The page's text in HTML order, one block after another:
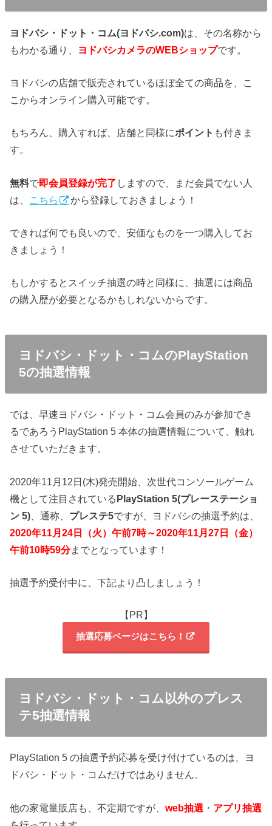
ヨドバシ・ドット・コム(ヨドバシ.com)は、その名称から
もわかる通り、 ヨドバシカメラのWEBショップです。
ヨドバシの店舗で販売されているほぼ全ての商品を、こ
こからオンライン購入可能です。
もちろん、購入すれば、店舗と同様にポイント も付きま
す。
無料で即会員登録が完了 しますので、まだ会員でない人
は、 こちら から登録しておきましょう！
できれば何でも良いので、安価なものを一つ購入してお
きましょう！
もしかするとスイッチ抽選の時と同様に、抽選には商品
の購入歴が必要となるかもしれないからです。
ヨドバシ・ドット・コムのPlayStation
5の抽選情報
では、早速ヨドバシ・ドット・コム会員のみが参加でき
るであろうPlayStation 5 本体の抽選情報について、触れ
させていただきます。
2020年11月12日(木)発売開始、次世代コンソールゲーム
機として注目されているPlayStation 5(プレーステーショ
ン 5) 、通称、 プレステ5ですが、ヨドバシの抽選予約は、
2020年11月24日（火）午前7時～2020年11月27日（金）
午前10時59分までとなっています！
抽選予約受付中に、下記より凸しましょう！
【PR】
抽選応募ページはこちら！
ヨドバシ・ドット・コム以外のプレス
テ5抽選情報
PlayStation 5 の抽選予約応募を受け付けているのは、ヨ
ドバシ・ドット・コムだけではありません。
他の家電量販店も、不定期ですが、web抽選 ・ アプリ抽選